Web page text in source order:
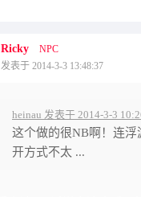
Ricky
NPC
发表于 2014-3-3 13:48:37
heinau 发表于 2014-3-3
这个做的很NB啊！连
开方式不太 ...